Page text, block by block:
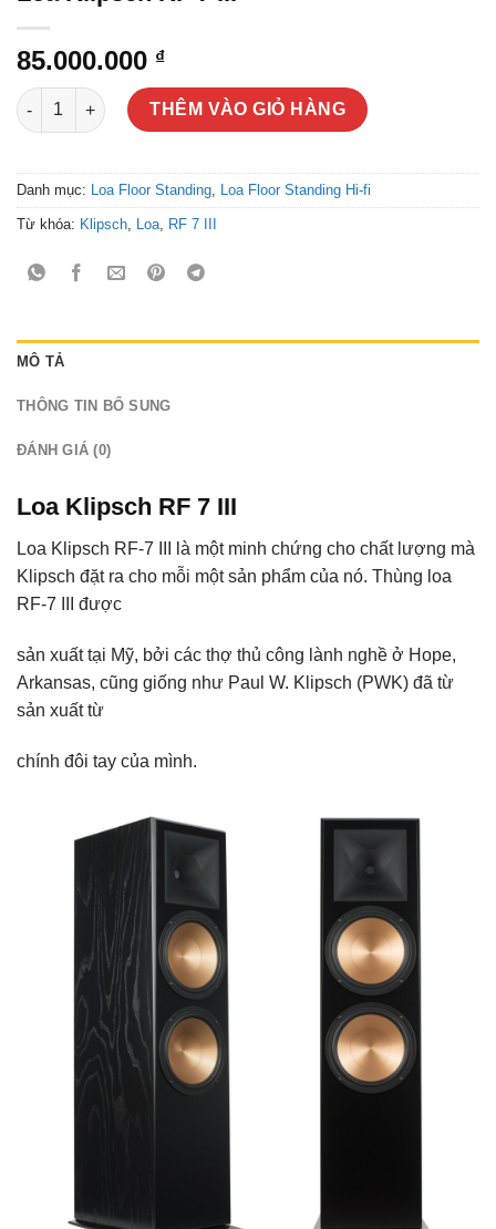
85.000.000 ₫
Loa Klipsch RF 7 III số lượng
THÊM VÀO GIỎ HÀNG
Danh mục: Loa Floor Standing, Loa Floor Standing Hi-fi
Từ khóa: Klipsch, Loa, RF 7 III
MÔ TẢ
THÔNG TIN BỔ SUNG
ĐÁNH GIÁ (0)
Loa Klipsch RF 7 III
Loa Klipsch RF-7 III là một minh chứng cho chất lượng mà
Klipsch đặt ra cho mỗi một sản phẩm của nó. Thùng loa
RF-7 III được
sản xuất tại Mỹ, bởi các thợ thủ công lành nghề ở Hope,
Arkansas, cũng giống như Paul W. Klipsch (PWK) đã từ
sản xuất từ
chính đôi tay của mình.